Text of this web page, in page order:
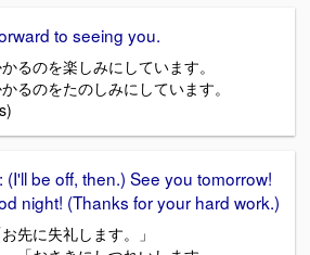
to seeing you.
るのを楽しみにしています。
るのをたのしみにしています。
(I'll be off, then.) See you tomorrow!
night! (Thanks for your hard work.)
先に失礼します。」